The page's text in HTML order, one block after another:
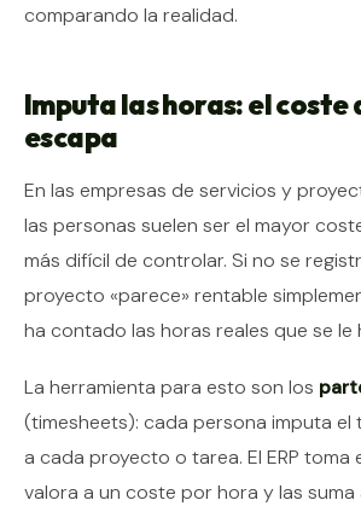
comparando la realidad.
Imputa las horas: el coste
escapa
En las empresas de servicios y
las personas suelen ser el mayor
más difícil de controlar. Si no se
proyecto «parece» rentable
ha contado las horas reales que se le
La herramienta para esto son los
(timesheets): cada persona imputa
a cada proyecto o tarea. El ERP toma
valora a un coste por hora y las